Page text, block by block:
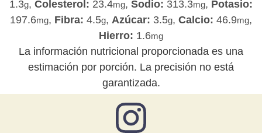
1.3g, Colesterol: 23.4mg, Sodio: 313.3mg, Potasio:
197.6mg, Fibra: 4.5g, Azúcar: 3.5g, Calcio: 46.9mg,
Hierro: 1.6mg
La información nutricional proporcionada es una
estimación por porción. La precisión no está
garantizada.